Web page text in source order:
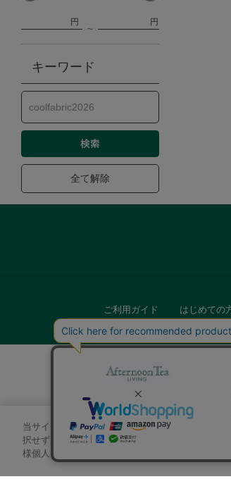
防災グッズ・非常食
トレーニング
ヴィンテージ
円 円
キーワード
全て解除
ご利用ガイド はじめての
当サイトでは、サイトの利便性向上のためにクッ
択せずにページを移動した場合、クッキーの使用
様個人を特定できる情報」は一切含まれておりま